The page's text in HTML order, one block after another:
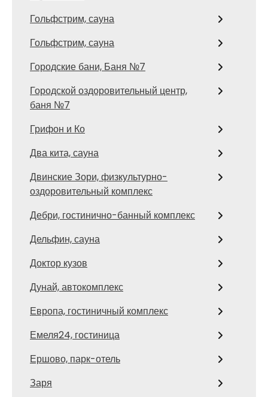
Гольфстрим, сауна
Гольфстрим, сауна
Городские бани, Баня №7
Городской оздоровительный центр,
баня №7
Грифон и Ко
Два кита, сауна
Двинские Зори, физкультурно-
оздоровительный комплекс
Дебри, гостинично-банный комплекс
Дельфин, сауна
Доктор кузов
Дунай, автокомплекс
Европа, гостиничный комплекс
Емеля24, гостиница
Ершово, парк-отель
Заря